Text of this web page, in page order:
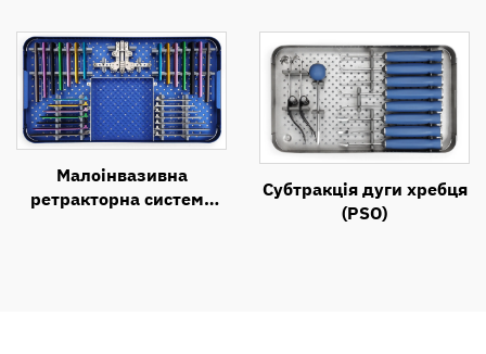
пластини (ACP)
Малоінвазивна
ретракторна система
Субтракція дуги хребця
(PSO)